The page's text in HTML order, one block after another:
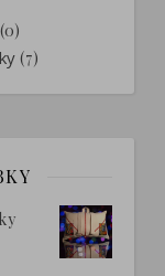
(0)
(7)